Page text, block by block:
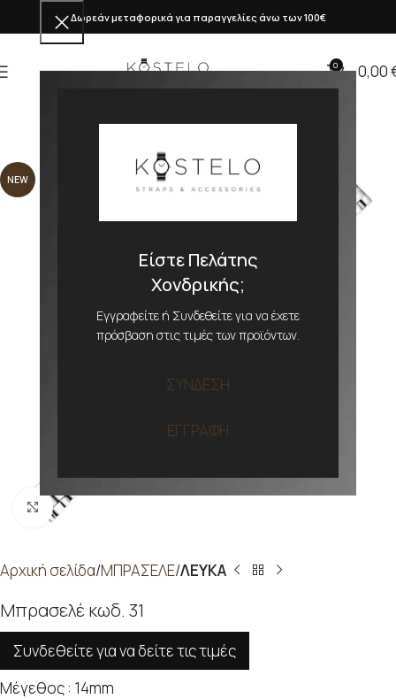
Είστε Πελάτης
Χονδρικής;
Εγγραφείτε ή Συνδεθείτε για να έχετε
πρόσβαση στις τιμές των προϊόντων.
ΣΥΝΔΕΣΗ
ΕΓΓΡΑΦΗ
Δωρεάν μεταφορικά για παραγγελίες άνω των 100€
0 0,00
NEW
Προβολή
Αρχική σελίδα ΜΠΡΑΣΕΛΕ ΛΕΥΚΑ
Μπρασελέ κωδ. 31
Συνδεθείτε για να δείτε τις τιμές
Μέγεθος : 14mm